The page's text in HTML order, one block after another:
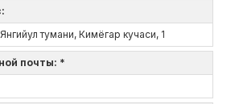
тумани, Кимёгар кучаси, 1
почты: *